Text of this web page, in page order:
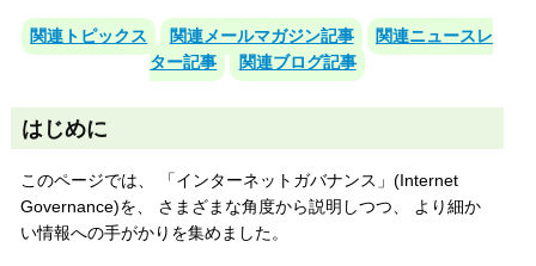
ジ
関連トピックス 関連メールマガジン記事
関連ニュースレ
ター記事
関連ブログ記事
はじめに
このページでは、 「インターネットガバナンス」(Internet
Governance)を、 さまざまな角度から説明しつつ、 より細か
い情報への手がかりを集めました。